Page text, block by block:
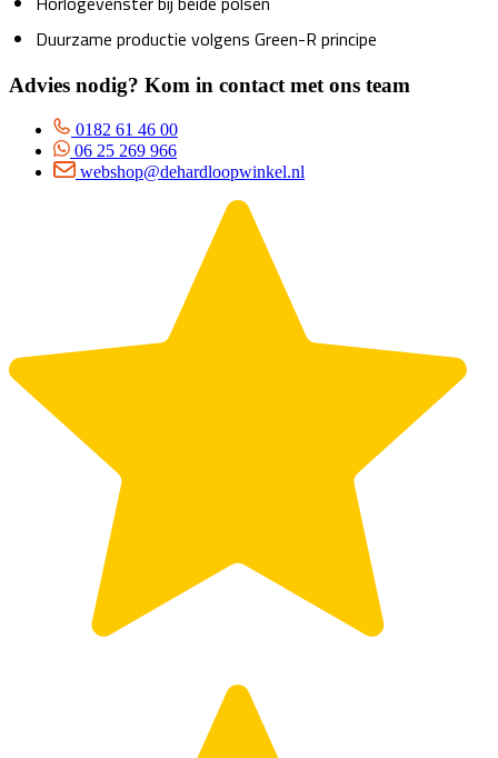
Duurzame productie volgens Green-R principe
Advies nodig? Kom in contact met ons team
0182 61 46 00
06 25 269 966
webshop@dehardloopwinkel.nl